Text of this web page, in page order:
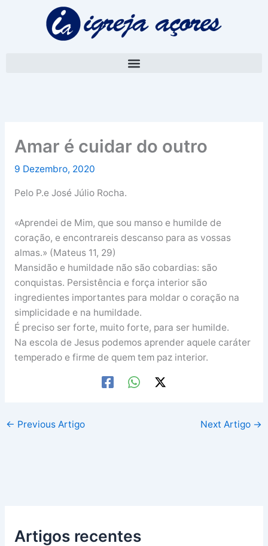
Amar é cuidar do outro
9 Dezembro, 2020
Pelo P.e José Júlio Rocha.
«Aprendei de Mim, que sou manso e humilde de
coração, e encontrareis descanso para as vossas
almas.» (Mateus 11, 29)
Mansidão e humildade não são cobardias: são
conquistas. Persistência e força interior são
ingredientes importantes para moldar o coração na
simplicidade e na humildade.
É preciso ser forte, muito forte, para ser humilde.
Na escola de Jesus podemos aprender aquele caráter
temperado e firme de quem tem paz interior.
← Previous Artigo Next Artigo →
Artigos recentes